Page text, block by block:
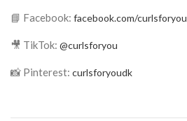
📘 Facebook: facebook.com/curlsforyou
🎥 TikTok: @curlsforyou
📸 Pinterest: curlsforyoudk